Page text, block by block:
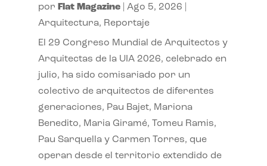
por Flat Magazine| Ago 5, 2026
Arquitectura, Reportaje
El 29 Congreso Mundial de Arquitectos y
Arquitectas de la UIA 2026, celebrado en
julio, ha sido comisariado por un
colectivo de arquitectos de diferentes
generaciones, Pau Bajet, Mariona
Benedito, Maria Giramé, Tomeu Ramis,
Pau Sarquella y Carmen Torres, que
operan desde el territorio extendido de